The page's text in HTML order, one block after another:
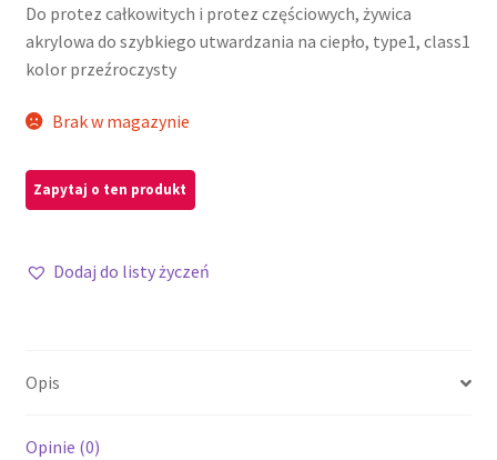
Do protez całkowitych i protez częściowych, żywica
akrylowa do szybkiego utwardzania na ciepło, type1, class1
kolor przeźroczysty
Brak w magazynie
Dodaj do listy życzeń
Opis
Opinie (0)